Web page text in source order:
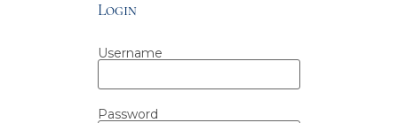
Login
Username
Password